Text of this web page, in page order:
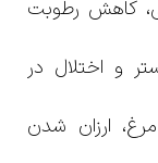
کاهش رطوبت
و اختلال در
ارزان شدن